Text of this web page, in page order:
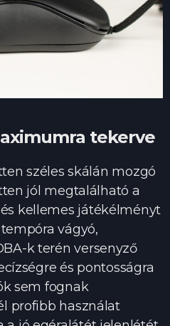
tekerve
széles skálán mozgó
jól megtalálható a
kellemes játékélményt
vágyó,
k terén versenyző
és pontosságra
sem fognak
profibb használat